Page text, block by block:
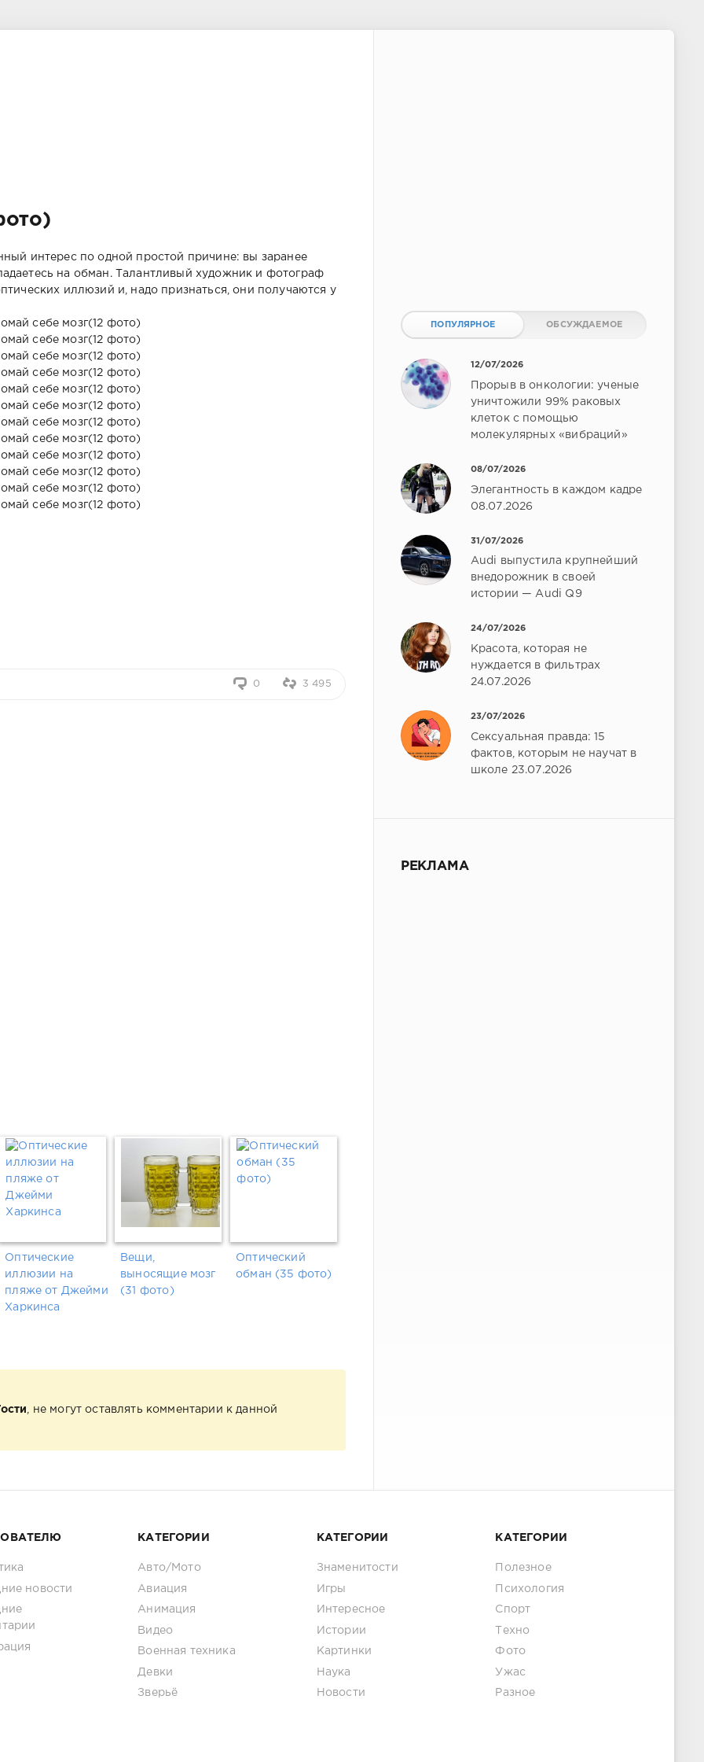
интерес по одной простой причине: вы заранее
на обман. Талантливый художник и фотограф
иллюзий и, надо признаться, они получаются у
0 3 495
Оптические
иллюзии на
пляже от Джейми
Харкинса
Вещи,
выносящие мозг
(31 фото)
Оптический
обман (35 фото)
, не могут оставлять комментарии к данной
ПОПУЛЯРНОЕ ОБСУЖДАЕМОЕ
12/07/2026
Прорыв в онкологии: ученые
уничтожили 99% раковых
клеток с помощью
молекулярных «вибраций»
08/07/2026
Элегантность в каждом кадре
08.07.2026
31/07/2026
Audi выпустила крупнейший
внедорожник в своей
истории — Audi Q9
24/07/2026
Красота, которая не
нуждается в фильтрах
24.07.2026
23/07/2026
Сексуальная правда: 15
фактов, которым не научат в
школе 23.07.2026
РЕКЛАМА
новости
КАТЕГОРИИ
Авто/Мото
Авиация
Анимация
Видео
Военная техника
Девки
Зверьё
КАТЕГОРИИ
Знаменитости
Игры
Интересное
Истории
Картинки
Наука
Новости
КАТЕГОРИИ
Полезное
Психология
Спорт
Техно
Фото
Ужас
Разное